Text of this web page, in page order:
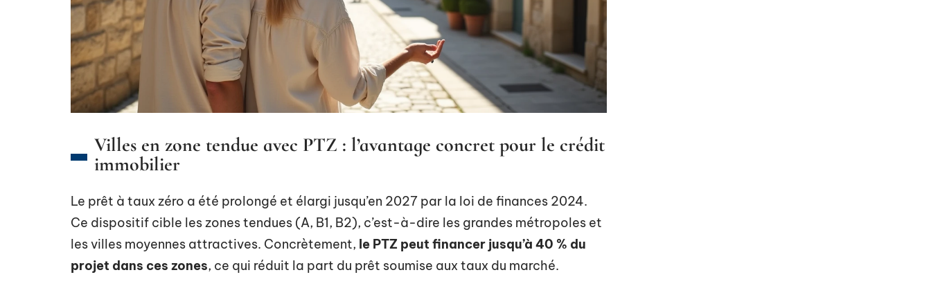
Villes en zone tendue avec PTZ : l’avantage concret pour le crédit
immobilier
Le prêt à taux zéro a été prolongé et élargi jusqu’en 2027 par la loi de finances 2024.
Ce dispositif cible les zones tendues (A, B1, B2), c’est-à-dire les grandes métropoles et
les villes moyennes attractives. Concrètement, le PTZ peut financer jusqu’à 40 % du
projet dans ces zones, ce qui réduit la part du prêt soumise aux taux du marché.